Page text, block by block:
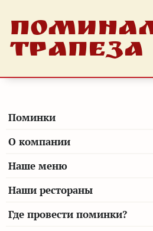
ТРАПЕЗА
Поминки
О компании
Наше меню
Наши рестораны
Где провести поминки?